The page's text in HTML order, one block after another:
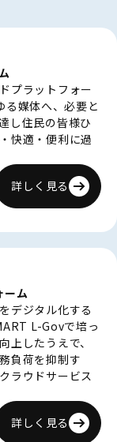
プラットフォー
る媒体へ、必要と
し住民の皆様ひ
快適・便利に過
詳しく見る
ーム
デジタル化する
L-Govで培っ
上したうえで、
負荷を抑制す
ラウドサービス
詳しく見る